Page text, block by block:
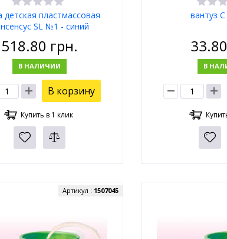
детская пластмассовая
SL №1 - синий
518.80 грн.
В НАЛИЧИИ
В корзину
Купить в 1 клик
вантуз
33.80
В
Артикул : 1507045